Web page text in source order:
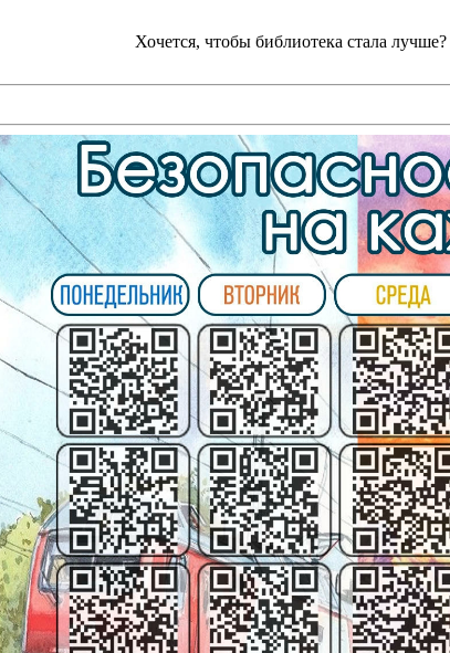
Хочется, чтобы библиотека стала лучше?